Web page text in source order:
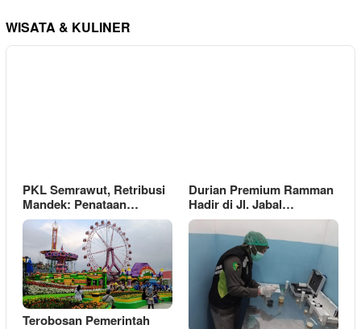
WISATA & KULINER
PKL Semrawut, Retribusi
Mandek: Penataan…
Durian Premium Ramman
Hadir di Jl. Jabal…
Terobosan Pemerintah